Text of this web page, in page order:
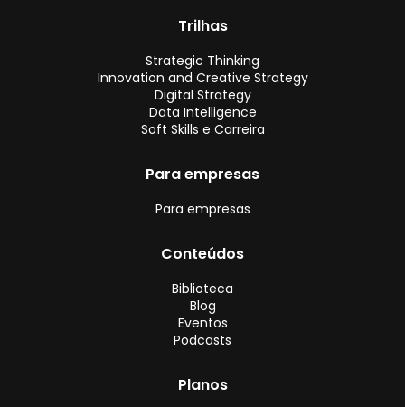
Trilhas
Strategic Thinking
Innovation and Creative Strategy
Digital Strategy
Data Intelligence
Soft Skills e Carreira
Para empresas
Para empresas
Conteúdos
Biblioteca
Blog
Eventos
Podcasts
Planos